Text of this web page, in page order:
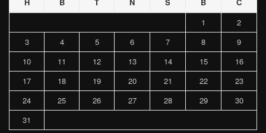
H
B T N S B
C
1
2
3
4 5 6 7 8
9
10
11 12 13 14 15
16
17
18 19 20 21 22
23
24
25 26 27 28 29
30
31